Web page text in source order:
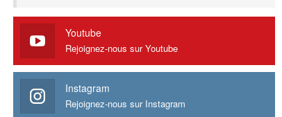
Youtube
Rejoignez-nous sur Youtube
Instagram
Rejoignez-nous sur Instagram